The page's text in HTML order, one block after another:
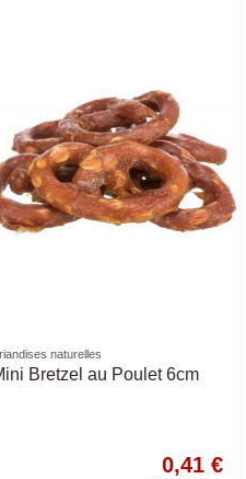
Friandises Buffles
Os Buffle Noué - Différentes
0,41 €